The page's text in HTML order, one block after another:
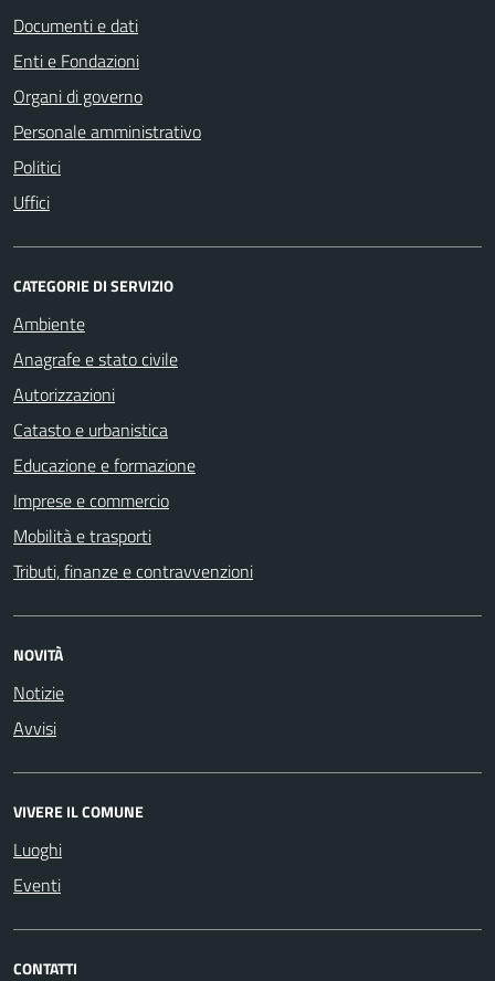
Documenti e dati
Enti e Fondazioni
Organi di governo
Personale amministrativo
Politici
Uffici
CATEGORIE DI SERVIZIO
Ambiente
Anagrafe e stato civile
Autorizzazioni
Catasto e urbanistica
Educazione e formazione
Imprese e commercio
Mobilità e trasporti
Tributi, finanze e contravvenzioni
NOVITÀ
Notizie
Avvisi
VIVERE IL COMUNE
Luoghi
Eventi
CONTATTI